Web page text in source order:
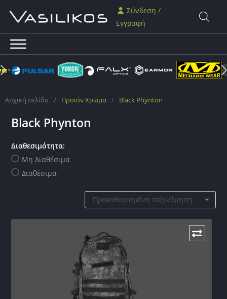
Σύνδεση /
Εγγραφή
Αρχική σελίδα / Προϊόν Χρώμα / Black Phynton
Black Phynton
Διαθεσιμότητα:
Μη Διαθέσιμα
Διαθέσιμα
Προκαθορισμένη ταξινόμηση